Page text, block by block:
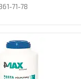
71-78